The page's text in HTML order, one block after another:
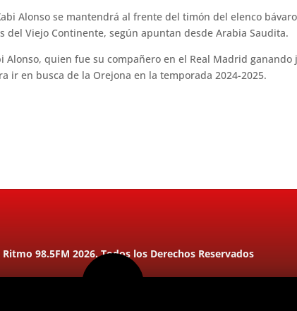
Alonso se mantendrá al frente del timón del elenco
Viejo Continente, según apuntan desde Arabia Saudita.
quien fue su compañero en el Real Madrid ganando
ir en busca de la Orejona en la temporada 2024-2025.
Ritmo 98.5FM 2026. Todos los Derechos Reservados